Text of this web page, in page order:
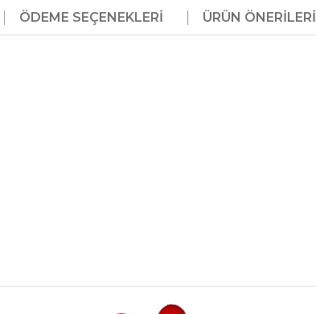
ÖDEME SEÇENEKLERI ÜRÜN ÖNERILERI